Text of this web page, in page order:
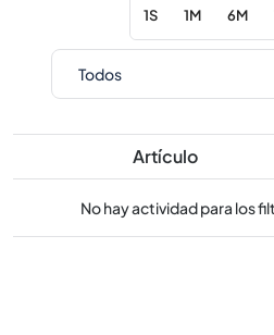
1S 1M 6M
Artículo
No hay actividad para los